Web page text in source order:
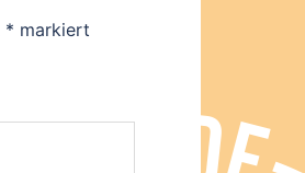
* markiert